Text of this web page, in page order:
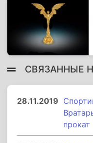
СВЯЗАННЫЕ
28.11.2019
прокат